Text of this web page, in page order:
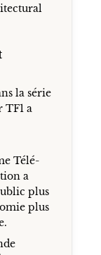
la série
TF1 a
Télé-
a
plus
plus